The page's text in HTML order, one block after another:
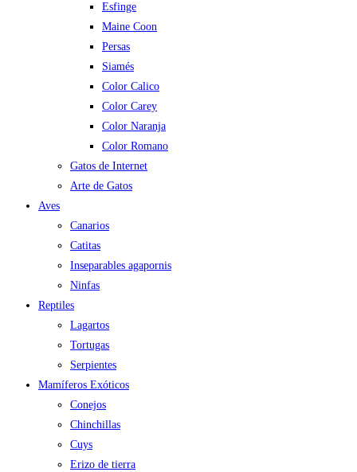
Esfinge
Maine Coon
Persas
Siamés
Color Calico
Color Carey
Color Naranja
Color Romano
Gatos de Internet
Arte de Gatos
Aves
Canarios
Catitas
Inseparables agapornis
Ninfas
Reptiles
Lagartos
Tortugas
Serpientes
Mamíferos Exóticos
Conejos
Chinchillas
Cuys
Erizo de tierra